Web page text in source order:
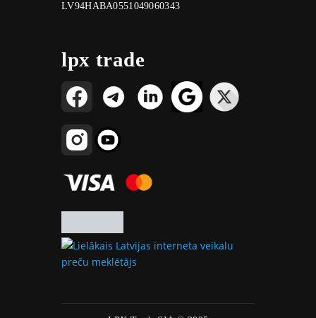
LV94HABA0551049060343
lpx trade